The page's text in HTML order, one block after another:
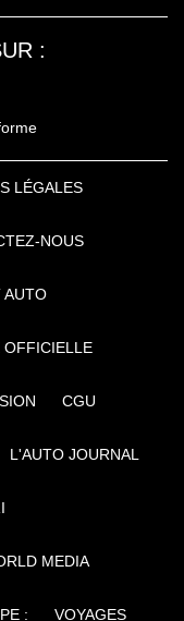
:
LÉGALES
NOUS
AUTO
OFFICIELLE
CGU
L'AUTO JOURNAL
MEDIA
: VOYAGES